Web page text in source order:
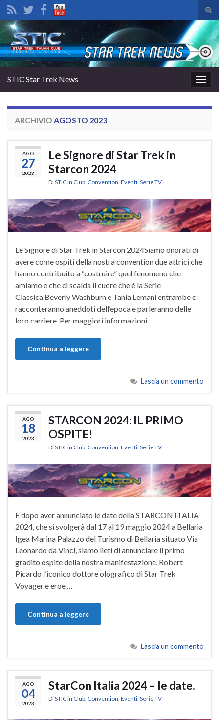
il
di
Search for:
la
STIC Star Trek News
ARCHIVIO AGOSTO 2023
AGO
27
2023
Le Signore di Star Trek in
Starcon 2024
DiSTICin Club Convention Eventi Serie TV
Le Signore di Star Trek in Starcon 2024Siamo onorati di
avere come ospiti della nostra convention due attrici che
hanno contribuito a “costruire” quel fenomeno che
amiamo e che ci scalda il cuore che è la Serie
Classica.Beverly Washburn e Tania Lemani entrambe ci
racconteranno aneddoti dell’epoca e parleranno delle
loro carriere. Per maggiori informazioni …
Continua a leggere
Lascia un commento
AGO
18
2023
STARCON 2024: IL PRIMO
OSPITE!
DiSTICin Club, Convention, Eventi, Serie TV
E dopo aver annunciato le date della STARCON ITALIA
2024, che si svolgerà dal 17 al 19 maggio 2024 a Bellaria
Igea Marina Palazzo del Turismo di Bellaria situato Via
Leonardo da Vinci, siamo lieti di annunciare il primo
gradito ospite della nostra manifestazione, Robert
Picardo l’iconico dottore olografico di Star Trek
Voyager e eroe …
Continua a leggere
Lascia un commento
AGO
04
2023
StarCon Italia 2024 – le date.
DiSTICin Club, Convention, Eventi, Serie TV